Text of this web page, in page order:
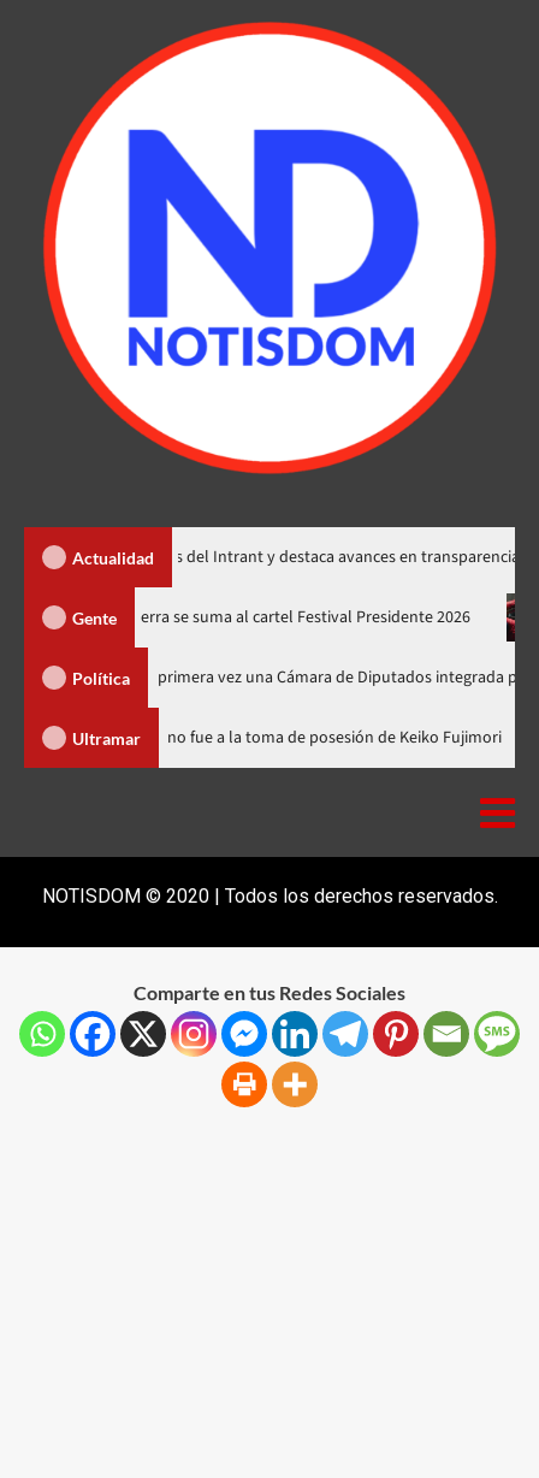
Actualidad
memorias del Intrant y destaca avances en transparencia, seguridad
Gente Juan Luis Guerra se suma al cartel Festival Presidente
Política
por primera vez una Cámara de Diputados integrada por 170
Ultramar Luis Abinader no fue a la toma de posesión de Keiko
NOTISDOM © 2020 | Todos los derechos reservados.
Comparte en tus Redes Sociales